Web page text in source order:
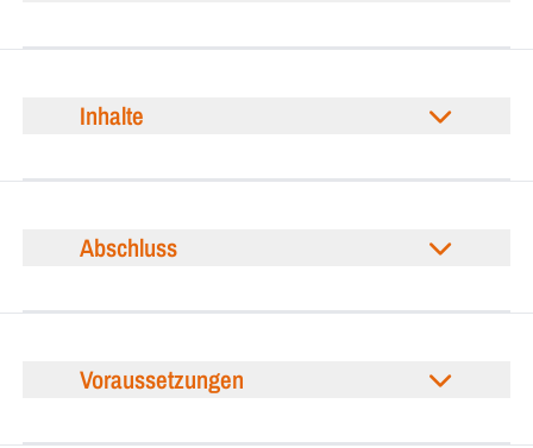
Inhalte
Abschluss
Voraussetzungen